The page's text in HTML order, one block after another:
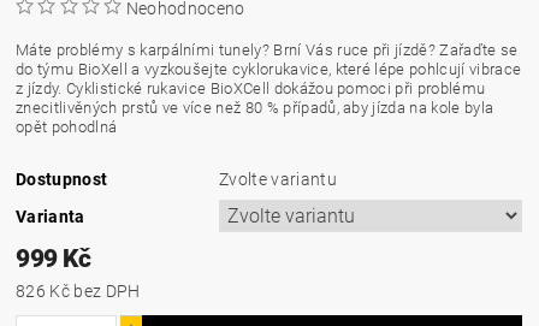
Neohodnoceno
Máte problémy s karpálními tunely? Brní Vás ruce při jízdě? Zařaďte se
do týmu BioXell a vyzkoušejte cyklorukavice, které lépe pohlcují vibrace
z jízdy. Cyklistické rukavice BioXCell dokážou pomoci při problému
znecitlivěných prstů ve více než 80 % případů, aby jízda na kole byla
opět pohodlná
Dostupnost
Zvolte variantu
Varianta
999 Kč
826 Kč bez DPH